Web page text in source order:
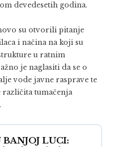
devedesetih godina.
su otvorili pitanje
i načina na koji su
u ratnim
je naglasiti da se o
vode javne rasprave te
različita tumačenja
LUCI: